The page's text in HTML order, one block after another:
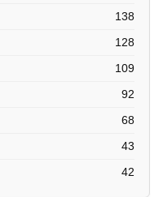
138
128
109
92
68
43
42